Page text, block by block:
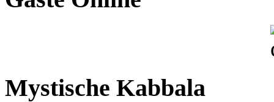
Mystische Kabbala